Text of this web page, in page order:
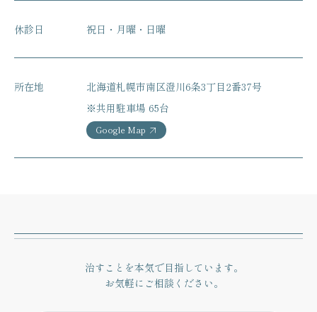
休診日 祝日・月曜・日曜
所在地
北海道札幌市南区澄川6条3丁目2番37号
※共用駐車場 65台
Google Map
治すことを本気で目指しています。
お気軽にご相談ください。